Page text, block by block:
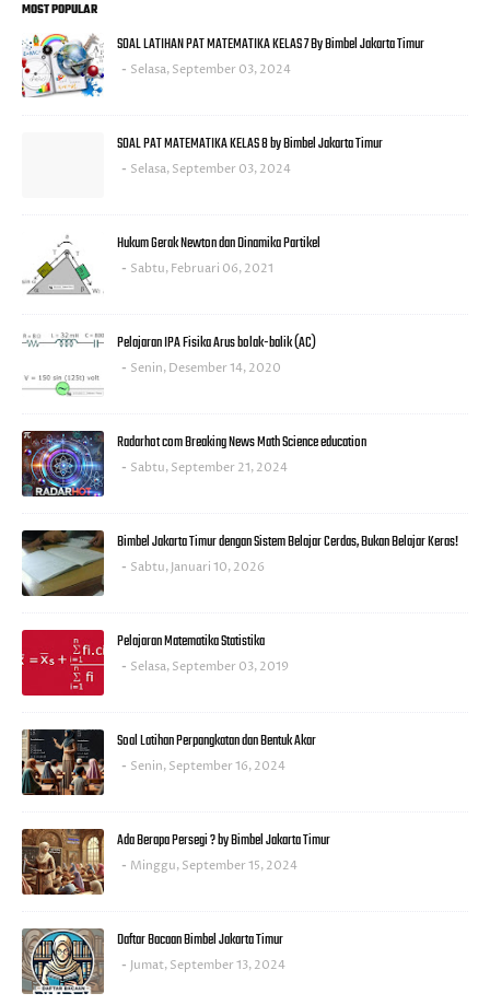
MOST POPULAR
SOAL LATIHAN PAT MATEMATIKA KELAS 7 By Bimbel Jakarta Timur
Selasa, September 03, 2024
SOAL PAT MATEMATIKA KELAS 8 by Bimbel Jakarta Timur
Selasa, September 03, 2024
Hukum Gerak Newton dan Dinamika Partikel
Sabtu, Februari 06, 2021
Pelajaran IPA Fisika Arus bolak-balik (AC)
Senin, Desember 14, 2020
Radarhot com Breaking News Math Science education
Sabtu, September 21, 2024
Bimbel Jakarta Timur dengan Sistem Belajar Cerdas, Bukan Belajar Keras!
Sabtu, Januari 10, 2026
Pelajaran Matematika Statistika
Selasa, September 03, 2019
Soal Latihan Perpangkatan dan Bentuk Akar
Senin, September 16, 2024
Ada Berapa Persegi ? by Bimbel Jakarta Timur
Minggu, September 15, 2024
Daftar Bacaan Bimbel Jakarta Timur
Jumat, September 13, 2024